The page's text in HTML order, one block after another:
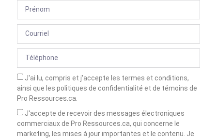
J'ai lu, compris et j'accepte les termes et conditions,
ainsi que les politiques de confidentialité et de témoins de
Pro Ressources.ca.
J'accepte de recevoir des messages électroniques
commerciaux de Pro Ressources.ca, qui concerne le
marketing, les mises à jour importantes et le contenu. Je